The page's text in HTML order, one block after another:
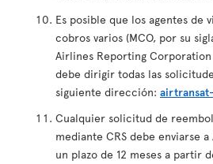
Es posible que los agentes de
cobros varios (MCO, por su
Airlines Reporting Corporation
debe dirigir todas las
siguiente dirección:
Cualquier solicitud de
mediante CRS debe enviarse
un plazo de 12 meses a partir